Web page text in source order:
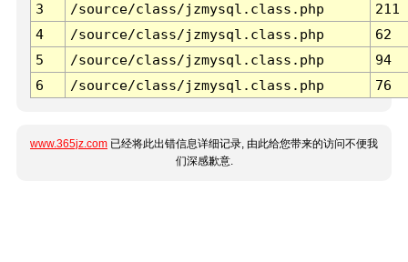
3 /source/class/jzmysql.class.php
211
4
/source/class/jzmysql.class.php
62
5
/source/class/jzmysql.class.php
94
6
/source/class/jzmysql.class.php 76
www.365jz.com 已经将此出错信息详细记录, 由此给您带来的访问不便我
们深感歉意.